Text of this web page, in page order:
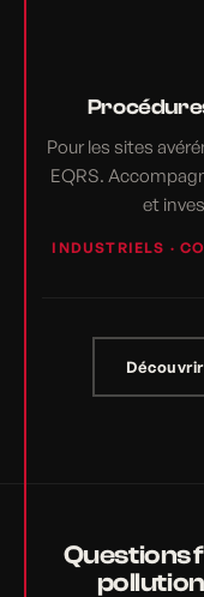
Pour les sites
EQRS.
et
INDUSTRIELS ·
Questions